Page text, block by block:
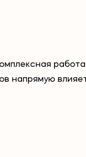
напрямую